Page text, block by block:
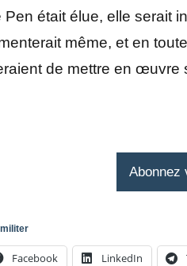
Pen était élue, elle serait
même, et en
de mettre en
Abonnez
Facebook LinkedIn